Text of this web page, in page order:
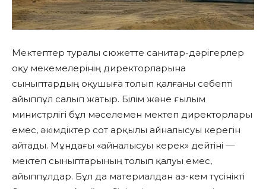
Мектептер туралы сюжетте санитар-дәрігерлер
оқу мекемелерінің директорларына
сыныптардың оқушыға толып қалғаны себепті
айыппұл салып жатыр. Білім және ғылым
министрлігі бұл мәселемен мектеп директорлары
емес, әкімдіктер сот арқылы айналысуы керегін
айтады. Мұндағы «айналысуы керек» дейтіні —
мектеп сыныптарының толып қалуы емес,
айыппұлдар. Бұл да материалдан аз-кем түсінікті